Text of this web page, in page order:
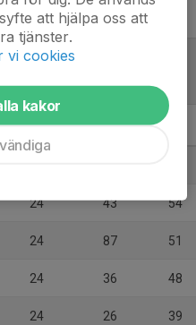
24 43 54
24 87 51
24 36 48
24 26 39
att hjälpa oss att
tjänster.
vi cookies
kakor